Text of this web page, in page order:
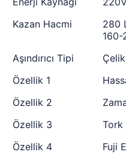
Kazan Hacmi
280
Aşındırıcı Tipi
Özellik 1
Özellik 2
Özellik 3
Tork
Özellik 4
Fuji